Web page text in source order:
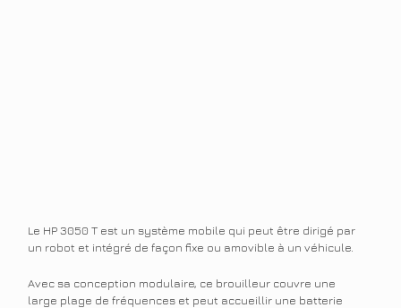
Le HP 3050 T est un système mobile qui peut être dirigé par
un robot et intégré de façon fixe ou amovible à un véhicule.
Avec sa conception modulaire, ce brouilleur couvre une
large plage de fréquences et peut accueillir une batterie